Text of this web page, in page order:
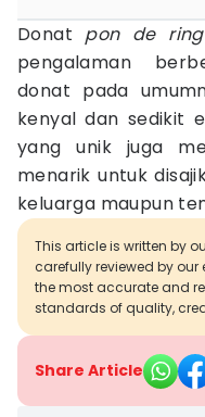
Donat pon de ring
pengalaman
donat pada
kenyal dan sedikit
yang unik juga
menarik untuk
keluarga maupun
This article is written by
carefully reviewed by our
the most accurate and
standards of quality,
Share Article